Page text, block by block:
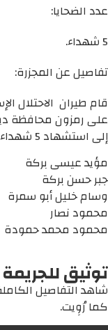
عدد الضحايا:
5 شهداء.
تفاصيل عن المجزرة:
قام طيران الاحتلال
على رمزون محافظة
إلى استشهاد 5 شهداء عُرف من شهداء :
مؤيد عيسى بركة
جبر حسن بركة
وسام خليل أبو سمرة
محمود نصار
محمود محمد حمودة
توثيق للجريمة
شاهد التفاصيل
كما رُوِيت.